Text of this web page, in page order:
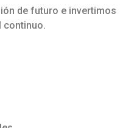
de futuro e invertimos
continuo.